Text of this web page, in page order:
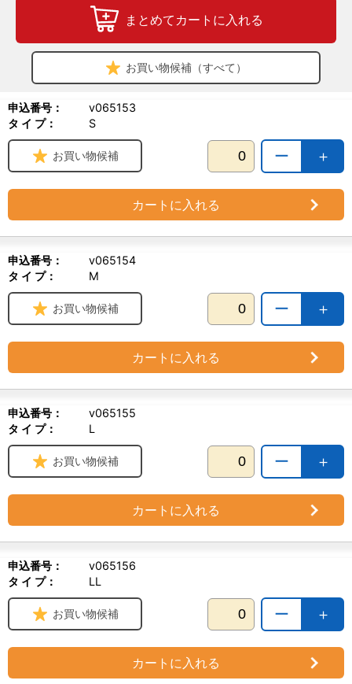
＜材質＞
カバー…ポリエステル100％
中材…発泡樹脂ビーズ
【お手入れ方法】
感染症の恐れがある汚れなどには、対応する薬液を既定の濃度に希
釈して清拭後、薬液が残らないようにもう一度水拭きをしてくださ
②水分が残らないように乾拭きをしてください。
＜ご注意＞
・クッション／マットは丸洗いしないこと（カバーの清拭のみ）
・有機溶剤（シンナー）は使用しないこと
・薬液を使用する場合は、目立たない場所で試し拭きをし、問題が
ないことを確認してから使用すること（劣化の原因になります）
まとめてカートに入れる
お買い物候補（すべて）
申込番号：
v065153
タ イ プ：
S
＋
ー
お買い物候補
カートに入れる
申込番号：
v065154
タ イ プ：
M
＋
ー
お買い物候補
カートに入れる
申込番号：
v065155
タ イ プ：
L
＋
ー
お買い物候補
カートに入れる
申込番号：
v065156
タ イ プ：
LL
＋
ー
お買い物候補
カートに入れる